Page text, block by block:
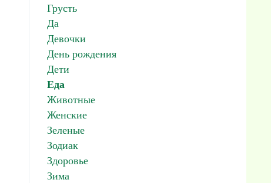
Грусть
Да
Девочки
День рождения
Дети
Еда
Животные
Женские
Зеленые
Зодиак
Здоровье
Зима